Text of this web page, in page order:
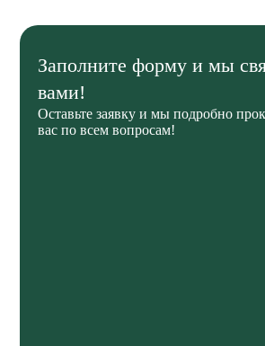
Заполните форму и мы
вами!
Оставьте заявку и мы подробно
вас по всем вопросам!